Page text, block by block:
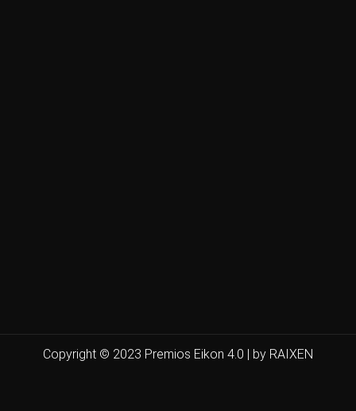
Copyright © 2023 Premios Eikon 4.0 | by RAIXEN